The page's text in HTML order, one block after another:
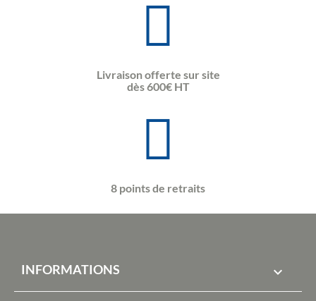
Livraison offerte sur site
dès 600€ HT
8 points de retraits
INFORMATIONS 